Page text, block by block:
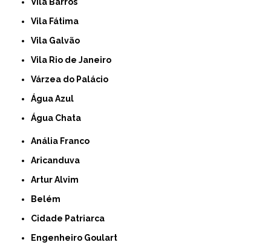
Vila Fátima
Vila Galvão
Vila Rio de Janeiro
Várzea do Palácio
Água Azul
Água Chata
Anália Franco
Aricanduva
Artur Alvim
Belém
Cidade Patriarca
Engenheiro Goulart